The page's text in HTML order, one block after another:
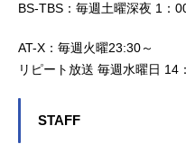
BS-TBS：毎週土曜深夜 1：
AT-X：毎週火曜23:30～
リピート放送 毎週水曜日 14
STAFF